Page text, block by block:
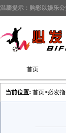
温馨提示：购彩以娱乐
首页
当前位置: 首页>必发